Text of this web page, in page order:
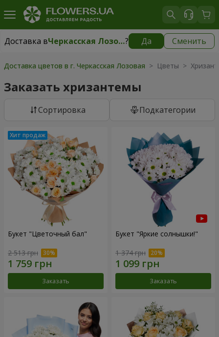
Доставка в Черкасская Лозовая? Да Сменить
Доставка вЧеркасская Лозовая бесплатно
Доставка цветов в г. Черкасская Лозовая > Цветы >
Заказать хризантемы
Cортировка Подкатегории
Букет "Цветочный бал"
2 513 грн
Заказать
Букет "Яркие солнышки!"
1 374 грн
Заказать